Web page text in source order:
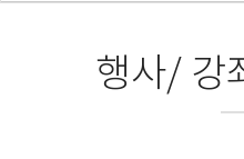
행사/ 강